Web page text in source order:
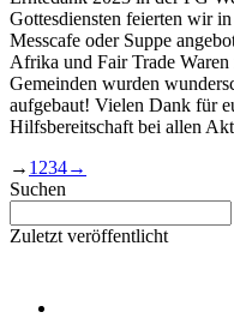
Gottesdiensten feierten wir
Messcafe oder Suppe
Afrika und Fair Trade
Gemeinden wurden
aufgebaut! Vielen Dank für
Hilfsbereitschaft bei allen
→ 1 234→
Suchen
Zuletzt veröffentlicht